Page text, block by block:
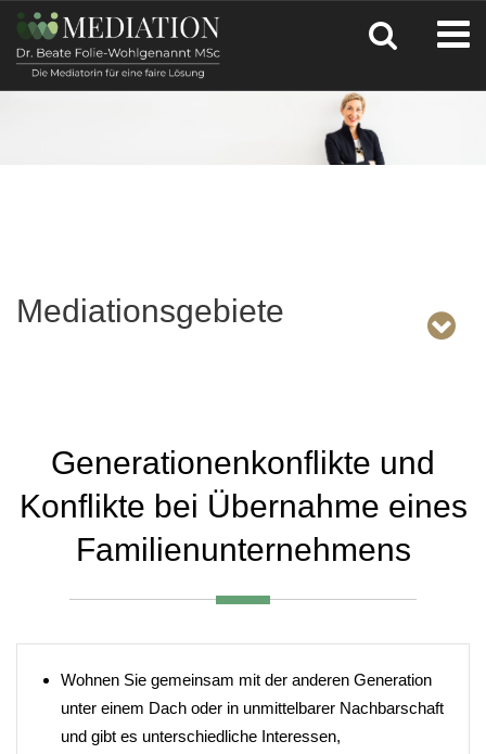
Mediationsgebiete
Generationenkonflikte und
Konflikte bei Übernahme eines
Familienunternehmens
Wohnen Sie gemeinsam mit der anderen Generation
unter einem Dach oder in unmittelbarer Nachbarschaft
und gibt es unterschiedliche Interessen,